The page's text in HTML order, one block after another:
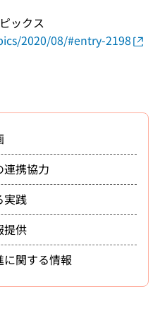
ックス
2020/08/#entry-2198
携協力
実践
提供
関する情報